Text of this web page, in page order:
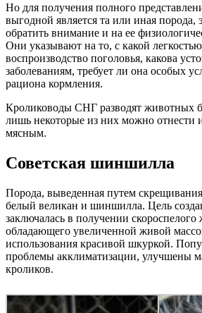
Но для получения полного
выгодной является та или иная порода,
обратить внимание и на ее
Они указывают на то, с какой
воспроизводство поголовья, какова
заболеваниям, требует ли она особых
рациона кормления.
Кролиководы СНГ разводят животных
лишь некоторые из них можно отнести
мясным.
Советская шиншилла
Порода, выведенная путем
белый великан и шиншилла. Цель
заключалась в получении скороспелого
обладающего увеличенной живой
использования красивой шкуркой.
проблемы акклиматизации, улучшены
кроликов.